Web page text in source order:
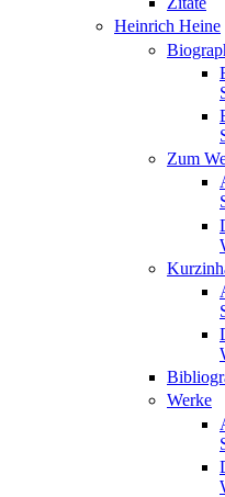
Heinrich Heine
Zum
Werke